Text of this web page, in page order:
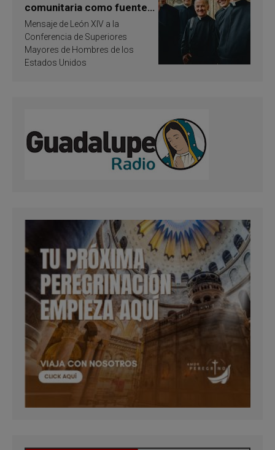
comunitaria como fuente
de inspiración y
santificación
Mensaje de León XIV a la
Conferencia de Superiores
Mayores de Hombres de los
Estados Unidos